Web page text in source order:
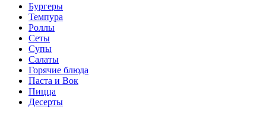
Бургеры
Темпура
Роллы
Сеты
Супы
Салаты
Горячие блюда
Паста и Вок
Пицца
Десерты